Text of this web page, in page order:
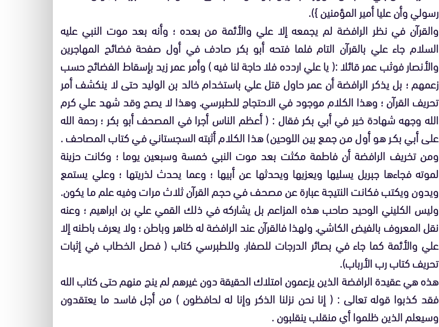
رسولي وأن عليا أمير المؤمنين }).
والقرآن في نظر الرافضة لم يجمعه إلا علي والأئمة من بعده ؛ وأنه بعد موت النبي عليه
السلام جاء علي بالقرآن التام فلما فتحه أبو بكر صادف في أول صفحة فضائح المهاجرين
والأنصار فوثب عمر قائلا :( يا علي اردده فلا حاجة لنا فيه ) وأمر عمر زيد بإسقاط الفضائح حسب
زعمهم ؛ بل يذكر الرافضة أن عمر حاول قتل علي باستخدام خالد بن الوليد حتى لا ينكشف أمر
تحريف القرآن ؛ وهذا الكلام موجود في الاحتجاج للطبرسي. وهذا لا يصح وقد شهد علي كرم
الله وجهه شهادة خير في أبي بكر فقال : ( أعظم الناس أجرا في المصحف أبو بكر ؛ رحمة الله
على أبي بكر هو أول من جمع بين اللوحين) هذا الكلام أثبته السجستاني في كتاب المصاحف .
ومن تخريف الرافضة أن فاطمة مكثت بعد موت النبي خمسة وسبعين يوما ؛ وكانت حزينة
لموته فجاءها جبريل يسليها ويعزيها ويحدثها عن أبيها ؛ وعما يحدث لذريتها ؛ وعلي يستمع
ويدون ويكتب فكانت النتيجة عبارة عن مصحف في حجم القرآن ثلاث مرات وفيه علم ما يكون.
وليس الكليني الوحيد صاحب هذه المزاعم بل يشاركه في ذلك القمي علي بن ابراهيم ؛ وعنه
نقل المعروف بالفيض الكاشي. ولهذا فالقرآن عند الرافضة له ظاهر وباطن ؛ ولا يعرف باطنه إلا
علي والأئمة كما جاء في بصائر الدرجات للصفار. وللطبرسي كتاب ( فصل الخطاب في إثبات
تحريف كتاب رب الأرباب).
هذه هي عقيدة الرافضة الذين يزعمون امتلاك الحقيقة دون غيرهم لم ينج منهم حتى كتاب الله
فقد كذبوا قوله تعالى : ( إنا نحن نزلنا الذكر وإنا له لحافظون ) من أجل فاسد ما يعتقدون
وسيعلم الذين ظلموا أي منقلب ينقلبون .